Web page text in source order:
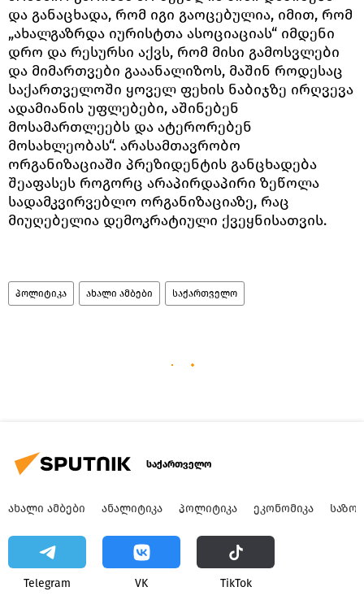
და განაცხადა, რომ იგი გაოცებულია, იმით, რომ
„ახალგაზრდა იურისტთა ასოციაციას“ იმდენი
დრო და რესურსი აქვს, რომ მისი გამოსვლები
და მიმართვები გააანალიზოს, მაშინ როდესაც
საქართველოში ყოველ ფეხის ნაბიჯზე ირღვევა
ადამიანის უფლებები, აშინებენ
მოსამართლეებს და ატერორებენ
მოსახლეობას“. არასამთავრობო
ორგანიზაციაში პრეზიდენტის განცხადება
შეაფასეს როგორც არაპირდაპირი ზეწოლა
სადამკვირვებლო ორგანიზაციაზე, რაც
მიუღებელია დემოკრატიული ქვეყნისათვის.
პოლიტიკა ახალი ამბები საქართველო
საქართველო
ᲐᲮᲐᲚᲘ ᲐᲛᲑᲔᲑᲘ ᲐᲜᲐᲚᲘᲢᲘᲙᲐ ᲞᲝᲚᲘᲢᲘᲙᲐ ᲔᲙᲝᲜᲝᲛᲘᲙᲐ
Telegram VK ТikТоk